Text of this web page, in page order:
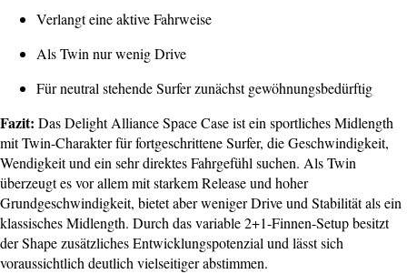
Verlangt eine aktive Fahrweise
Als Twin nur wenig Drive
Für neutral stehende Surfer zunächst gewöhnungsbedürftig
Fazit: Das Delight Alliance Space Case ist ein sportliches Midlength
mit Twin-Charakter für fortgeschrittene Surfer, die Geschwindigkeit,
Wendigkeit und ein sehr direktes Fahrgefühl suchen. Als Twin
überzeugt es vor allem mit starkem Release und hoher
Grundgeschwindigkeit, bietet aber weniger Drive und Stabilität als ein
klassisches Midlength. Durch das variable 2+1-Finnen-Setup besitzt
der Shape zusätzliches Entwicklungspotenzial und lässt sich
voraussichtlich deutlich vielseitiger abstimmen.